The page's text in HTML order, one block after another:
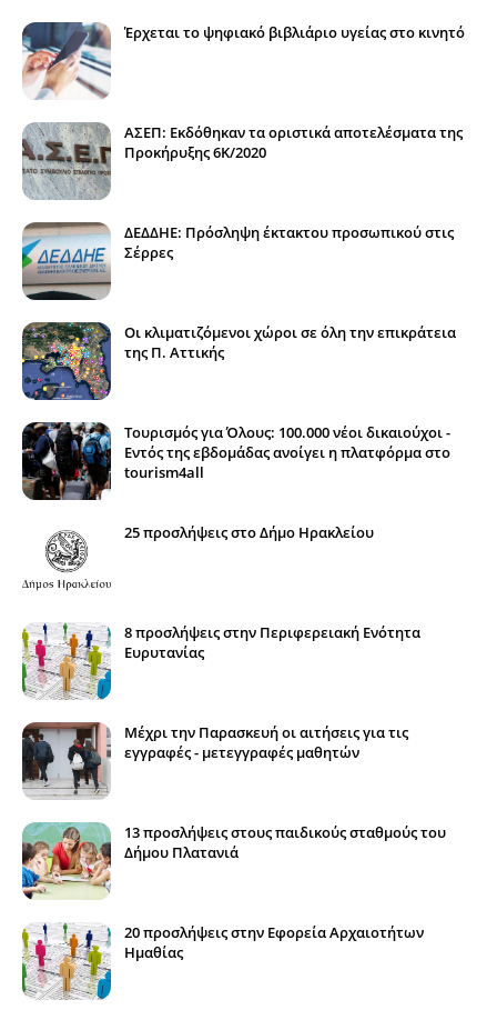
Έρχεται το ψηφιακό βιβλιάριο υγείας στο κινητό
ΑΣΕΠ: Εκδόθηκαν τα οριστικά αποτελέσματα της
Προκήρυξης 6Κ/2020
ΔΕΔΔΗΕ: Πρόσληψη έκτακτου προσωπικού στις
Σέρρες
Οι κλιματιζόμενοι χώροι σε όλη την επικράτεια
της Π. Αττικής
Τουρισμός για Όλους: 100.000 νέοι δικαιούχοι -
Εντός της εβδομάδας ανοίγει η πλατφόρμα στο
tourism4all
25 προσλήψεις στο Δήμο Ηρακλείου
8 προσλήψεις στην Περιφερειακή Ενότητα
Ευρυτανίας
Μέχρι την Παρασκευή οι αιτήσεις για τις
εγγραφές - μετεγγραφές μαθητών
13 προσλήψεις στους παιδικούς σταθμούς του
Δήμου Πλατανιά
20 προσλήψεις στην Εφορεία Αρχαιοτήτων
Ημαθίας